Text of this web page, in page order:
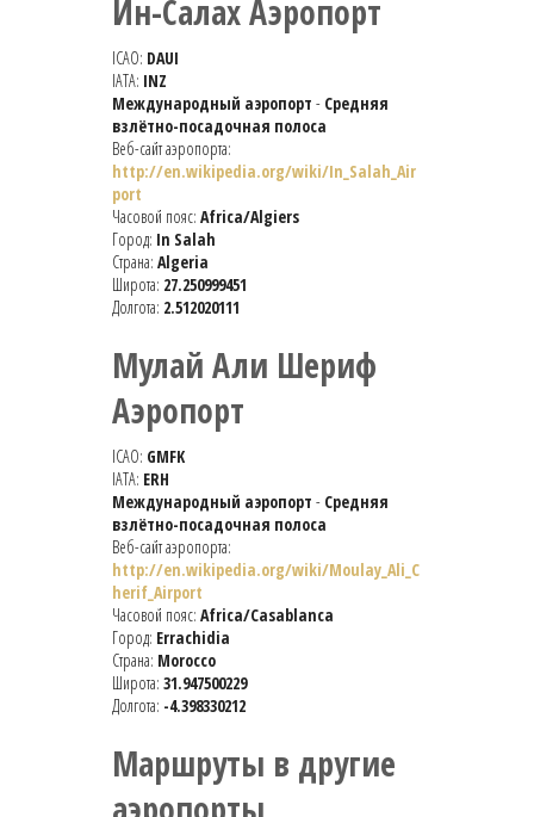
Ин-Салах Аэропорт
ICAO: DAUI
IATA: INZ
Международный аэропорт - Средняя
взлётно-посадочная полоса
Веб-сайт аэропорта:
http://en.wikipedia.org/wiki/In_Salah_Air
port
Часовой пояс: Africa/Algiers
Город: In Salah
Страна: Algeria
Широта: 27.250999451
Долгота: 2.512020111
Мулай Али Шериф
Аэропорт
ICAO: GMFK
IATA: ERH
Международный аэропорт - Средняя
взлётно-посадочная полоса
Веб-сайт аэропорта:
http://en.wikipedia.org/wiki/Moulay_Ali_C
herif_Airport
Часовой пояс: Africa/Casablanca
Город: Errachidia
Страна: Morocco
Широта: 31.947500229
Долгота: -4.398330212
Маршруты в другие